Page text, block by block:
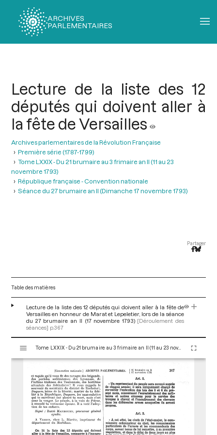
ARCHIVES
PARLEMENTAIRES
Lecture de la liste des 12
députés qui doivent aller à
la fête de Versailles
Archives parlementaires de la Révolution Française
Première série (1787-1799)
Tome LXXIX - Du 21 brumaire au 3 frimaire an II (11 au 23
novembre 1793)
République française - Convention nationale
Séance du 27 brumaire an II (Dimanche 17 novembre 1793)
Partager
Table des matières
Lecture de la liste des 12 députés qui doivent aller à la fête de
Versailles en honneur de Marat et Lepeletier, lors de la séance
du 27 brumaire an II (17 novembre 1793) [Déroulement des
séances] p.367
s
Tome LXXIX - Du 21 brumaire au 3 frimaire an II (11 au 23 novembre 1793)